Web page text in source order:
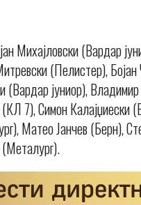
Михајловски (Вардар
(Пелистер),
јуниор),
7), Симон Калајџиески
Матео Јанчев (Берн),